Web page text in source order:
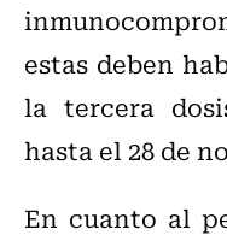
estas deben
la tercera
hasta el 28 de
En cuanto al